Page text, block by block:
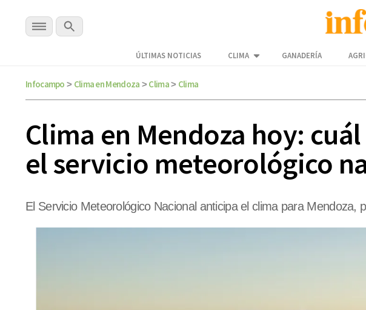
ÚLTIMAS NOTICIAS CLIMA GANADERÍA
Infocampo > Clima en Mendoza > Clima> Clima
Clima en Mendoza hoy:
el servicio meteorológico
El Servicio Meteorológico Nacional anticipa el clima para Mendoza,